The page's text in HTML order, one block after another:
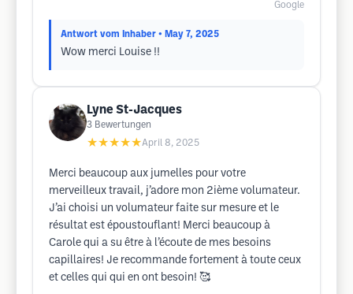
Google
Antwort vom Inhaber • May 7, 2025
Wow merci Louise !!
Lyne St-Jacques
3 Bewertungen
★★★★★April 8, 2025
Merci beaucoup aux jumelles pour votre
merveilleux travail, j’adore mon 2ième volumateur.
J’ai choisi un volumateur faite sur mesure et le
résultat est époustouflant! Merci beaucoup à
Carole qui a su être à l’écoute de mes besoins
capillaires! Je recommande fortement à toute ceux
et celles qui qui en ont besoin! 🥰